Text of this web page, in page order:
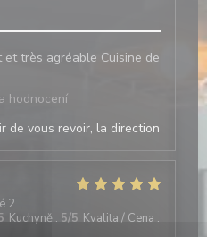
très agréable Cuisine de
hodnocení
de vous revoir, la direction
2
Kuchyně : 5/5 Kvalita / Cena :